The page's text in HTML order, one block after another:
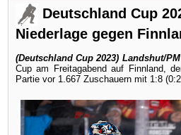
Deutschland Cup
Niederlage gegen
(Deutschland Cup 2023) Landshut/PM
Cup am Freitagabend auf Finnland,
Partie vor 1.667 Zuschauern mit 1:8